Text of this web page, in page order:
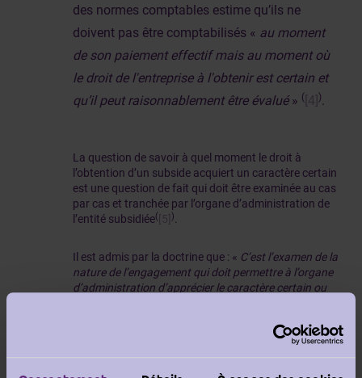
des normes comptables estime qu’ils ne
doivent pas être comptabilisés « au moment
de son paiement effectif mais au moment où
le droit de l'entreprise à l'obtenir est certain et
qu’il peut raisonnablement être évalué» ( [4] ).
La question de savoir à quel moment le droit à
l’obtention d’un subside acquiert un caractère certain
est une question de fait qui doit être examinée au cas
par cas et tranchée par l’organe d’administration de
l’entité subsidiée( [5] )
Il est admis par la doctrine que : « C’est l’examen de la
nature de l’engagement qui doit permettre à l’organe
d’administration d’apprécier le caractère certain ou
l’objet de modalités qui affectent son degré de